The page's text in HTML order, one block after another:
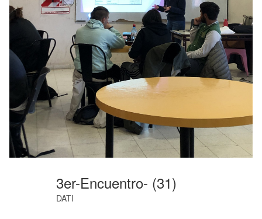
3er-Encuentro- (31)
DATI